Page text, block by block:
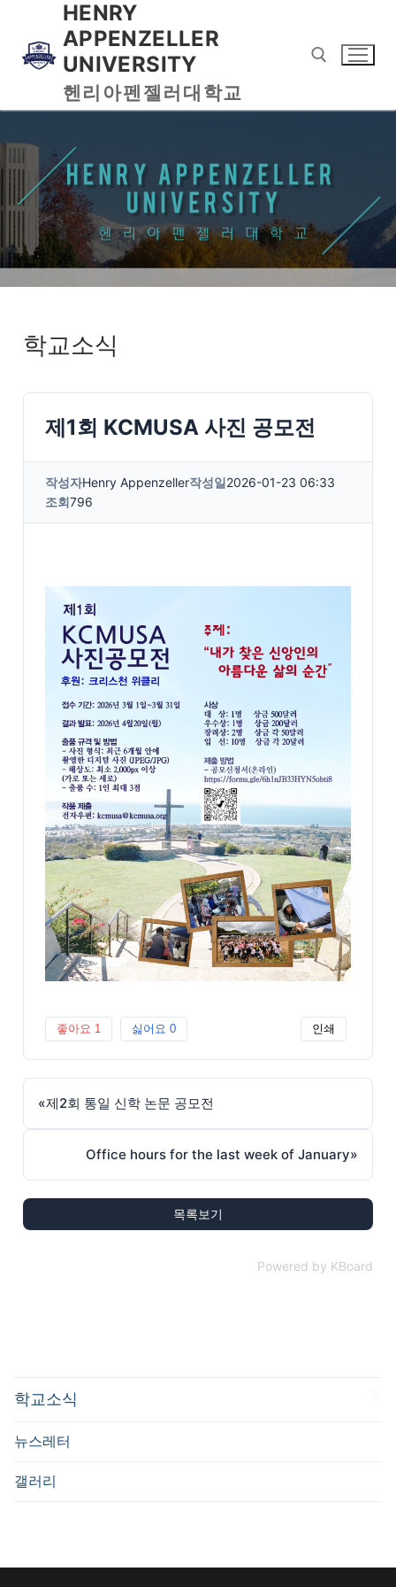
HENRY
APPENZELLER
UNIVERSITY
헨리아펜젤러대학교
학교소식
제1회 KCMUSA 사진 공모전
작성자Henry Appenzeller작성일2026-01-23 06:33
조회796
좋아요 1 싫어요 0 인쇄
«제2회 통일 신학 논문 공모전
Office hours for the last week of January»
목록보기
Powered by KBoard
학교소식
뉴스레터
갤러리